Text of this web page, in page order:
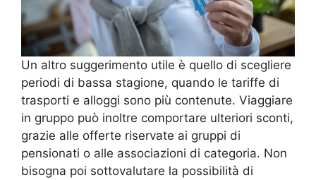
Un altro suggerimento utile è quello di scegliere
periodi di bassa stagione, quando le tariffe di
trasporti e alloggi sono più contenute. Viaggiare
in gruppo può inoltre comportare ulteriori sconti,
grazie alle offerte riservate ai gruppi di
pensionati o alle associazioni di categoria. Non
bisogna poi sottovalutare la possibilità di